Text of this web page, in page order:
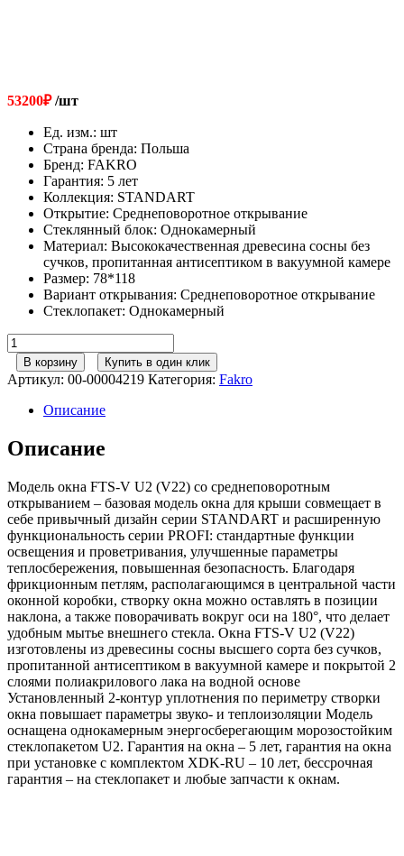
53200₽/шт
Ед. изм.: шт
Страна бренда: Польша
Бренд: FAKRO
Гарантия: 5 лет
Коллекция: STANDART
Открытие: Cреднеповоротное открывание
Стеклянный блок: Однокамерный
Материал: Высококачественная древесина сосны без
сучков, пропитанная антисептиком в вакуумной камере
Размер: 78*118
Вариант открывания: Cреднеповоротное открывание
Стеклопакет: Однокамерный
Количество
товара
FAKRO
Мансардное
окно
V
U2
78*118
В корзину Купить в один клик
Артикул: 00-00004219 Категория: Fakro
Описание
Описание
Модель окна FTS-V U2 (V22) со среднеповоротным
открыванием – базовая модель окна для крыши совмещает в
себе привычный дизайн серии STANDART и расширенную
функциональность серии PROFI: стандартные функции
освещения и проветривания, улучшенные параметры
теплосбережения, повышенная безопасность. Благодаря
фрикционным петлям, располагающимся в центральной части
оконной коробки, створку окна можно оставлять в позиции
наклона, а также поворачивать вокруг оси на 180°, что делает
удобным мытье внешнего стекла. Окна FTS-V U2 (V22)
изготовлены из древесины сосны высшего сорта без сучков,
пропитанной антисептиком в вакуумной камере и покрытой 2
слоями полиакрилового лака на водной основе
Установленный 2-контур уплотнения по периметру створки
окна повышает параметры звуко- и теплоизоляции Модель
оснащена однокамерным энергосберегающим морозостойким
стеклопакетом U2. Гарантия на окна – 5 лет, гарантия на окна
при установке с комплектом XDK-RU – 10 лет, бессрочная
гарантия – на стеклопакет и любые запчасти к окнам.